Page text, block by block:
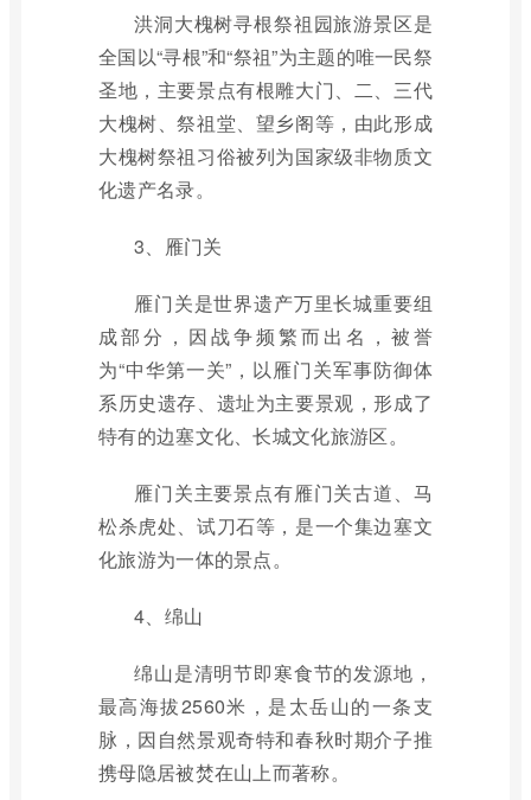
洪洞大槐树寻根祭祖园旅游景区是
全国以“寻根”和“祭祖”为主题的唯一民祭
圣地，主要景点有根雕大门、二、三代
大槐树、祭祖堂、望乡阁等，由此形成
大槐树祭祖习俗被列为国家级非物质文
化遗产名录。
3、雁门关
雁门关是世界遗产万里长城重要组
成部分，因战争频繁而出名，被誉
为“中华第一关”，以雁门关军事防御体
系历史遗存、遗址为主要景观，形成了
特有的边塞文化、长城文化旅游区。
雁门关主要景点有雁门关古道、马
松杀虎处、试刀石等，是一个集边塞文
化旅游为一体的景点。
4、绵山
绵山是清明节即寒食节的发源地，
最高海拔2560米，是太岳山的一条支
脉，因自然景观奇特和春秋时期介子推
携母隐居被焚在山上而著称。